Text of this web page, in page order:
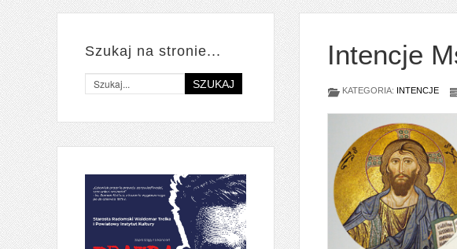
Szukaj na stronie...
SZUKAJ
Intencje
KATEGORIA: INTENCJE